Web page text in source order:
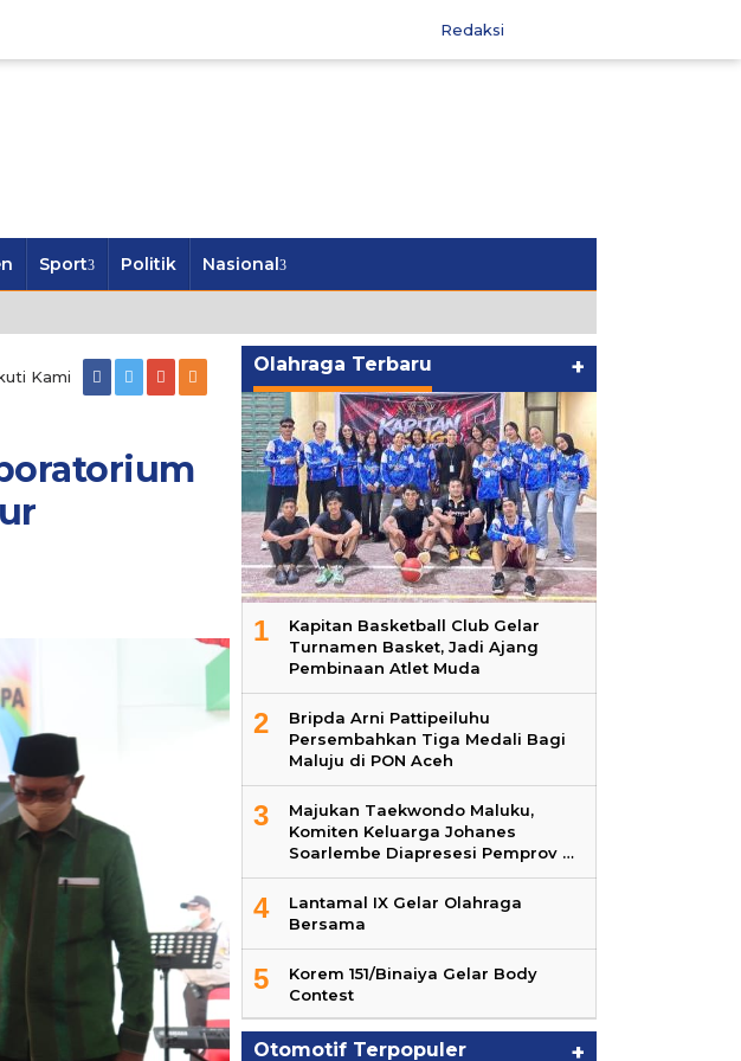
Redaksi
Sport Politik Nasional
Kami
Olahraga Terbaru +
1
Kapitan Basketball Club Gelar
Turnamen Basket, Jadi Ajang
Pembinaan Atlet Muda
2
Bripda Arni Pattipeiluhu
Persembahkan Tiga Medali Bagi
Maluju di PON Aceh
3
Majukan Taekwondo Maluku,
Komiten Keluarga Johanes
Soarlembe Diapresesi Pemprov …
4
Lantamal IX Gelar Olahraga
Bersama
5
Korem 151/Binaiya Gelar Body
Contest
Otomotif Terpopuler +